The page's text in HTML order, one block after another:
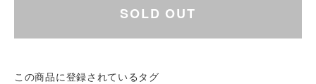
SOLD OUT
この商品に登録されているタグ